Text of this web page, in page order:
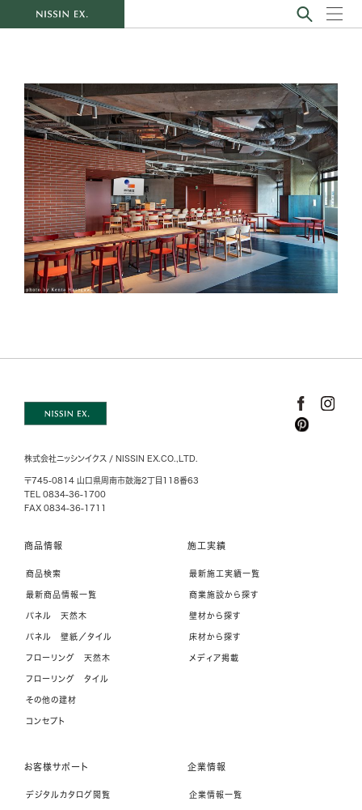
株式会社ニッシンイクス / NISSIN EX.CO.,LTD.
〒745-0814 山口県周南市鼓海2丁目118番63
TEL 0834-36-1700
FAX 0834-36-1711
商品情報
商品検索
最新商品情報一覧
パネル 天然木
パネル 壁紙／タイル
フローリング 天然木
フローリング タイル
その他の建材
コンセプト
施工実績
最新施工実績一覧
商業施設から探す
壁材から探す
床材から探す
メディア掲載
お客様サポート
デジタルカタログ閲覧
企業情報
企業情報一覧